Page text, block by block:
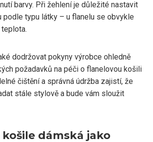
barvy. Při žehlení je důležité nastavit
podle typu látky – u flanelu se obvykle
dodržovat pokyny výrobce ohledně
požadavků na péči o flanelovou košili
čištění a správná údržba zajistí, že
stále stylově a bude vám sloužit
košile dámská jako